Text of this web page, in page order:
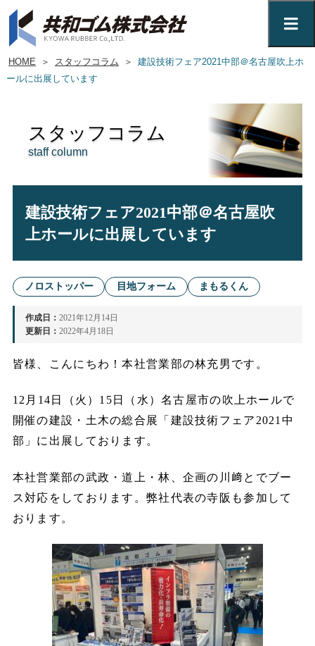
HOME ＞ スタッフコラム ＞
建設技術フェア2021中部＠名古屋吹上ホ
ールに出展しています
スタッフコラム
staff column
建設技術フェア2021中部＠名古屋吹
上ホールに出展しています
ノロストッパー 目地フォーム まもるくん
作成日： 2021年12月14日
更新日： 2022年4月18日
皆様、こんにちわ！本社営業部の林充男です。
12月14日（火）15日（水）名古屋市の吹上ホールで
開催の建設・土木の総合展「建設技術フェア2021中
部」に出展しております。
本社営業部の武政・道上・林、企画の川﨑とでブー
ス対応をしております。弊社代表の寺阪も参加して
おります。